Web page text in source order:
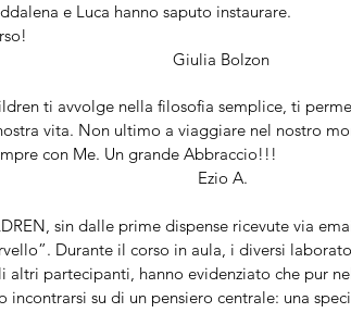
e Luca hanno saputo instaurare.
Giulia Bolzon
ti avvolge nella filosofia semplice, ti
vita. Non ultimo a viaggiare nel nostro
con Me. Un grande Abbraccio!!!
Ezio A.
sin dalle prime dispense ricevute via
Durante il corso in aula, i diversi
altri partecipanti, hanno evidenziato che pur
incontrarsi su di un pensiero centrale: una